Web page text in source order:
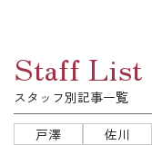
Staff List
スタッフ別記事一覧
戸澤 佐川